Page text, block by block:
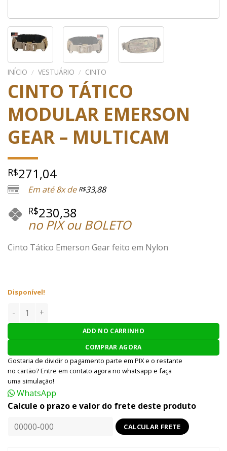
INÍCIO / VESTUÁRIO / CINTO
CINTO TÁTICO
MODULAR EMERSON
GEAR – MULTICAM
R$271,04
Em até 8x de R$33,88
R$230,38
no PIX ou BOLETO
Cinto Tático Emerson Gear feito em Nylon
Disponível!
CINTO TÁTICO MODULAR EMERSON GEAR - MULTICAM
ADD NO CARRINHO
COMPRAR AGORA
Gostaria de dividir o pagamento parte em PIX e o restante
no cartão? Entre em contato agora no whatsapp e faça
uma simulação!
WhatsApp
Calcule o prazo e valor do frete deste produto